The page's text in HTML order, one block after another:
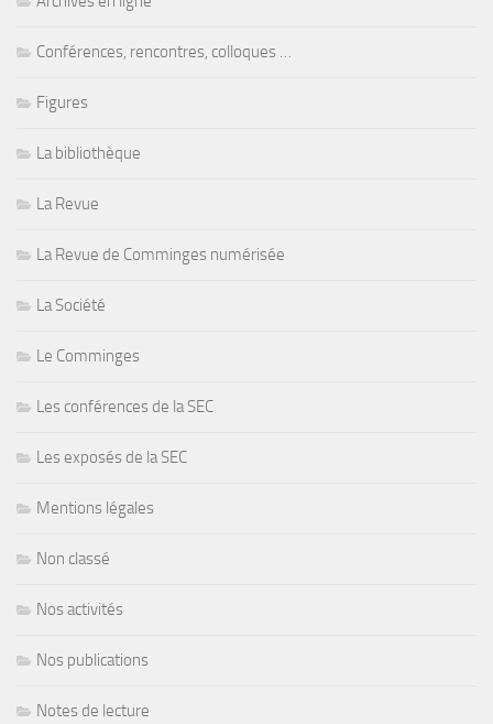
Conférences, rencontres, colloques …
Figures
La bibliothèque
La Revue
La Revue de Comminges numérisée
La Société
Le Comminges
Les conférences de la SEC
Les exposés de la SEC
Mentions légales
Non classé
Nos activités
Nos publications
Notes de lecture